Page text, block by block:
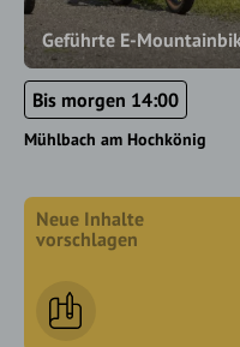
Geführte E-
Bis morgen 14:00
Mühlbach am Hochkönig
Neue Inhalte
vorschlagen